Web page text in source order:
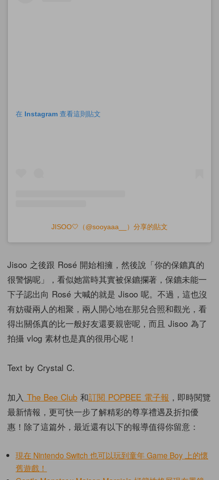
在 Instagram 查看這則貼文
JISOO🤍（@sooyaaa__）分享的貼文
Jisoo 之後跟 Rosé 開始相擁，然後說「你的保鑣真的
很警惕呢」，看似她當時其實被保鑣攔著，保鑣未能一
下子認出向 Rosé 大喊的就是 Jisoo 呢。不過，這也沒
有妨礙兩人的相聚，兩人開心地在那兒合照和觀光，看
得出關係真的比一般好友還要親密呢，而且 Jisoo 為了
拍攝 vlog 素材也是真的很用心呢！
Text by Crystal C.
加入 The Bee Club 和訂閱 POPBEE 電子報 ，即時閱覽
最新情報，更可快一步了解精彩的尊享禮遇及折扣優
惠！除了這篇外，最近還有以下的報導值得你留意：
現在 Nintendo Switch 也可以玩到童年 Game Boy 上的懷
舊遊戲！